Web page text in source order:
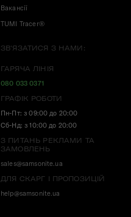
Вакансії
TUMI Tracer®
ЗВ'ЯЗАТИСЯ З НАМИ:
ГАРЯЧА ЛІНІЯ
080 033 0371
ГРАФІК РОБОТИ
Пн-Пт: з 09:00 до 20:00
Сб-Нд: з 10:00 до 20:00
З ПИТАНЬ РЕКЛАМИ ТА
ЗАМОВЛЕНЬ
sales@samsonite.ua
ДЛЯ СКАРГ І ПРОПОЗИЦІЙ
help@samsonite.ua